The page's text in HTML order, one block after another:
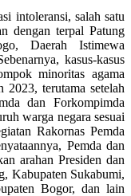
intoleransi, salah satu
dengan terpal Patung
Daerah Istimewa
kasus-kasus
minoritas agama
2023, terutama setelah
dan Forkompimda
warga negara sesuai
Rakornas Pemda
Pemda dan
arahan Presiden dan
Kabupaten Sukabumi,
Bogor, dan lain